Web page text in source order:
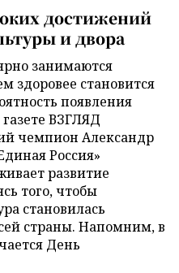
достижений
и двора
занимаются
здоровее становится
появления
ВЗГЛЯД
чемпион Александр
Россия»
развитие
того, чтобы
становилась
страны. Напомним, в
День